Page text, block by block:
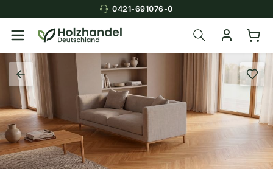
0421-691076-0